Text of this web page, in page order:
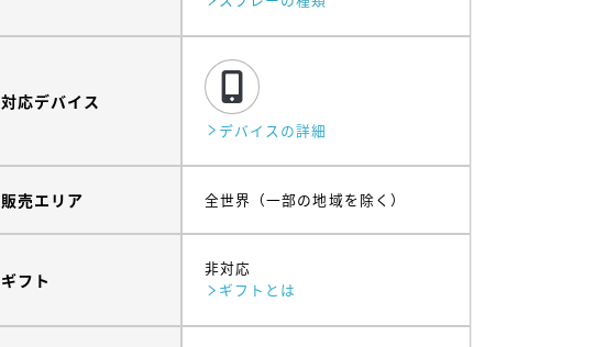
対応デバイス
デバイスの詳細
販売エリア 全世界（一部の地域を除く）
ギフト
非対応
ギフトとは